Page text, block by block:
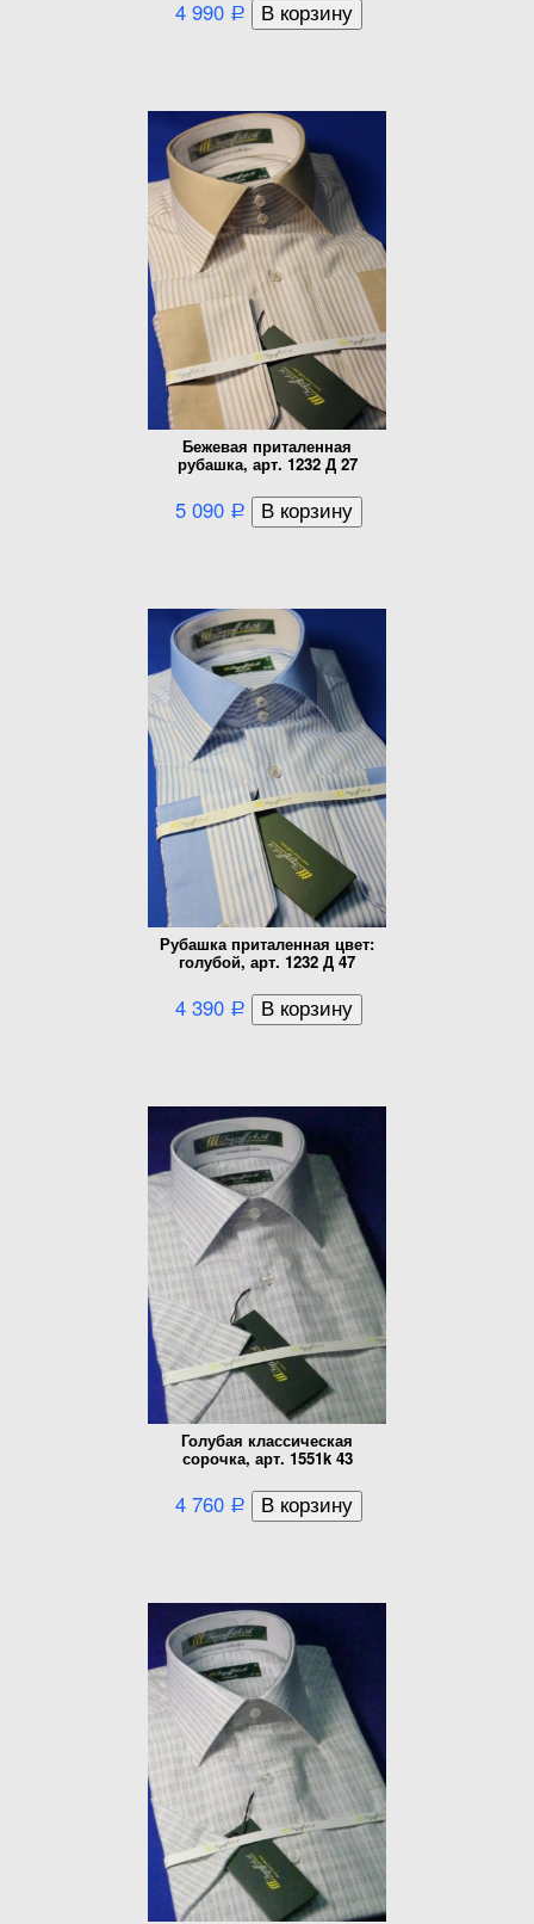
4 990 Р
Бежевая приталенная
рубашка, арт. 1232 Д 27
5 090 Р
Рубашка приталенная цвет:
голубой, арт. 1232 Д 47
4 390 Р
Голубая классическая
сорочка, арт. 1551k 43
4 760 Р